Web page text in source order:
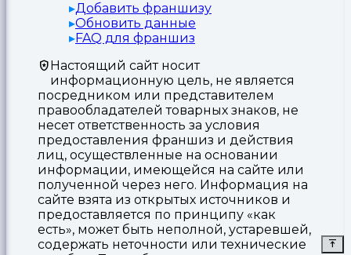
Добавить франшизу
Обновить данные
FAQ для франшиз
Настоящий сайт носит
информационную цель, не является
посредником или представителем
правообладателей товарных знаков, не
несет ответственность за условия
предоставления франшиз и действия
лиц, осуществленные на основании
информации, имеющейся на сайте или
полученной через него. Информация на
сайте взята из открытых источников и
предоставляется по принципу «как
есть», может быть неполной, устаревшей,
содержать неточности или технические